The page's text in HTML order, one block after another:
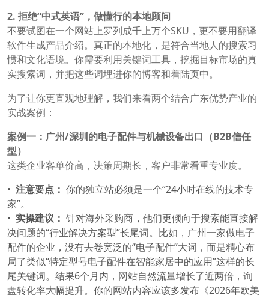
2. 拒绝“中式英语”，做懂行的本地顾问
不要试图在一个网站上罗列成千上万个SKU，更不要用翻译
软件生成产品介绍。真正的本地化，是符合当地人的搜索习
惯和文化语境。你需要利用关键词工具，挖掘目标市场的真
实搜索词，并把这些词埋进你的博客和着陆页中。
为了让你更直观地理解，我们来看两个结合广东优势产业的
实战案例：
案例一：广州/深圳的电子配件与机械设备出口（B2B信任
型）
这类企业客单价高，决策周期长，客户非常看重专业度。
注意要点： 你的独立站必须是一个“24小时在线的技术专
家”。
实操建议： 针对海外采购商，他们更倾向于搜索能直接解
决问题的“行业解决方案型”长尾词。比如，广州一家做电子
配件的企业，没有去卷宽泛的“电子配件”大词，而是精心布
局了类似“特定型号电子配件在智能家居中的应用”这样的长
尾关键词。结果6个月内，网站自然流量增长了近两倍，询
盘转化率大幅提升。你的网站内容应该多发布《2026年欧美